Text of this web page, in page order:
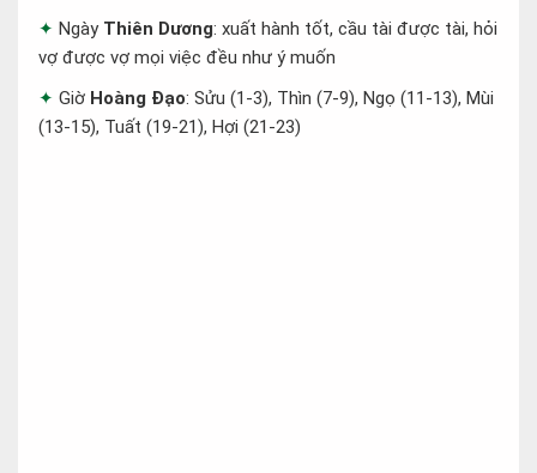
Ngày Thiên Dương: xuất hành tốt, cầu tài được tài, hỏi
vợ được vợ mọi việc đều như ý muốn
Giờ Hoàng Đạo: Sửu (1-3), Thìn (7-9), Ngọ (11-13), Mùi
(13-15), Tuất (19-21), Hợi (21-23)